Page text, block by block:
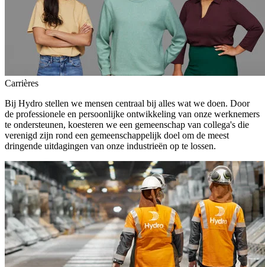
Carrières
Bij Hydro stellen we mensen centraal bij alles wat we doen. Door
de professionele en persoonlijke ontwikkeling van onze werknemers
te ondersteunen, koesteren we een gemeenschap van collega's die
verenigd zijn rond een gemeenschappelijk doel om de meest
dringende uitdagingen van onze industrieën op te lossen.